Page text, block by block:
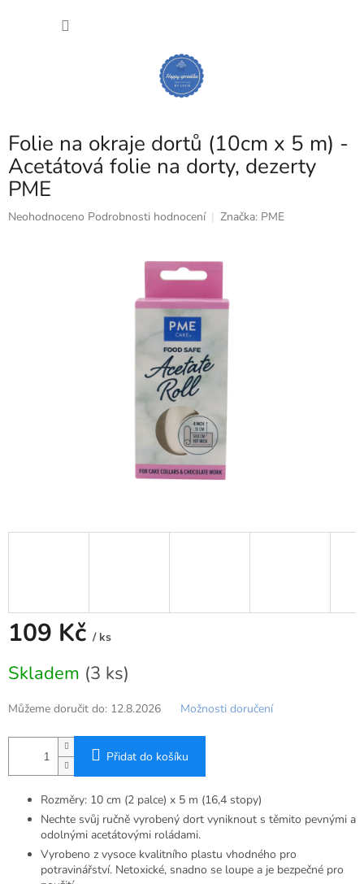
Folie na okraje dortů (10cm x 5 m) -
Acetátová folie na dorty, dezerty
PME
Průměrné
Neohodnoceno Podrobnosti hodnocení Značka: PME
109 Kč / ks
cena:
Skladem (3 ks)
Můžeme doručit do: 12.8.2026 Možnosti doručení
Přidat do košíku
Rozměry: 10 cm (2 palce) x 5 m (16,4 stopy)
Nechte svůj ručně vyrobený dort vyniknout s těmito pevnými a
odolnými acetátovými roládami.
Vyrobeno z vysoce kvalitního plastu vhodného pro
potravinářství. Netoxické, snadno se loupe a je bezpečné pro